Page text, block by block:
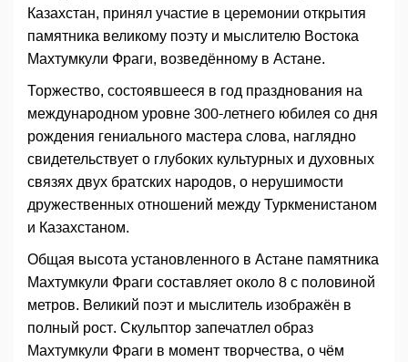
Казахстан, принял участие в церемонии открытия
памятника великому поэту и мыслителю Востока
Махтумкули Фраги, возведённому в Астане.
Торжество, состоявшееся в год празднования на
международном уровне 300-летнего юбилея со дня
рождения гениального мастера слова, наглядно
свидетельствует о глубоких культурных и духовных
связях двух братских народов, о нерушимости
дружественных отношений между Туркменистаном
и Казахстаном.
Общая высота установленного в Астане памятника
Махтумкули Фраги составляет около 8 с половиной
метров. Великий поэт и мыслитель изображён в
полный рост. Скульптор запечатлел образ
Махтумкули Фраги в момент творчества, о чём